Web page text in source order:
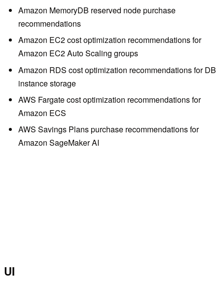
Amazon MemoryDB reserved node purchase
recommendations
Amazon EC2 cost optimization recommendations for
Amazon EC2 Auto Scaling groups
Amazon RDS cost optimization recommendations for DB
instance storage
AWS Fargate cost optimization recommendations for
Amazon ECS
AWS Savings Plans purchase recommendations for
Amazon SageMaker AI
UI